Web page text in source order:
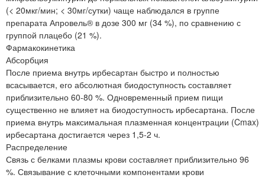
(< 20мкг/мин; < 30мг/сутки) чаще наблюдался в группе
препарата Апровель® в дозе 300 мг (34 %), по сравнению с
группой плацебо (21 %).
Фармакокинетика
Абсорбция
После приема внутрь ирбесартан быстро и полностью
всасывается, его абсолютная биодоступность составляет
приблизительно 60-80 %. Одновременный прием пищи
существенно не влияет на биодоступность ирбесартана. После
приема внутрь максимальная плазменная концентрации (Cmax)
ирбесартана достигается через 1,5-2 ч.
Распределение
Связь с белками плазмы крови составляет приблизительно 96
%. Связывание с клеточными компонентами крови